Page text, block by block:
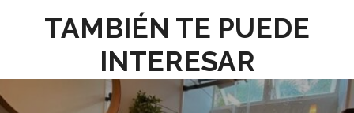
TAMBIÉN TE PUEDE
INTERESAR